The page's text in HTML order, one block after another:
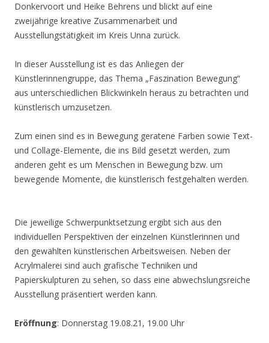
Donkervoort und Heike Behrens und blickt auf eine
zweijährige kreative Zusammenarbeit und
Ausstellungstätigkeit im Kreis Unna zurück.
In dieser Ausstellung ist es das Anliegen der
Künstlerinnengruppe, das Thema „Faszination Bewegung“
aus unterschiedlichen Blickwinkeln heraus zu betrachten und
künstlerisch umzusetzen.
Zum einen sind es in Bewegung geratene Farben sowie Text-
und Collage-Elemente, die ins Bild gesetzt werden, zum
anderen geht es um Menschen in Bewegung bzw. um
bewegende Momente, die künstlerisch festgehalten werden.
Die jeweilige Schwerpunktsetzung ergibt sich aus den
individuellen Perspektiven der einzelnen Künstlerinnen und
den gewählten künstlerischen Arbeitsweisen. Neben der
Acrylmalerei sind auch grafische Techniken und
Papierskulpturen zu sehen, so dass eine abwechslungsreiche
Ausstellung präsentiert werden kann.
Eröffnung: Donnerstag 19.08.21, 19.00 Uhr